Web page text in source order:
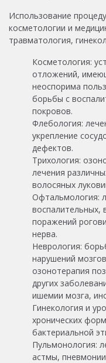
Использование
косметологии и
травматология,
Косметология:
отложений,
неоспорима
борьбы с
покровов.
Флебология:
укрепление
дефектов.
Трихология:
лечения
волосяных
Офтальмология:
воспалительных,
поражений
нерва.
Неврология:
нарушений
озонотерапия
других
ишемии мозга,
Гинекология и
хронических
бактериальной
Пульмонология:
астмы,